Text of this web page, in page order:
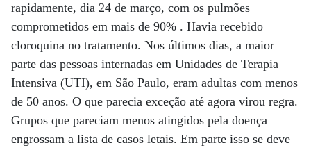
rapidamente, dia 24 de março, com os pulmões
comprometidos em mais de 90% . Havia recebido
cloroquina no tratamento. Nos últimos dias, a maior
parte das pessoas internadas em Unidades de Terapia
Intensiva (UTI), em São Paulo, eram adultas com menos
de 50 anos. O que parecia exceção até agora virou regra.
Grupos que pareciam menos atingidos pela doença
engrossam a lista de casos letais. Em parte isso se deve